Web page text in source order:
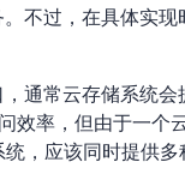
不过，在具体实
通常云存储系统
率，但由于一个
，应该同时提供